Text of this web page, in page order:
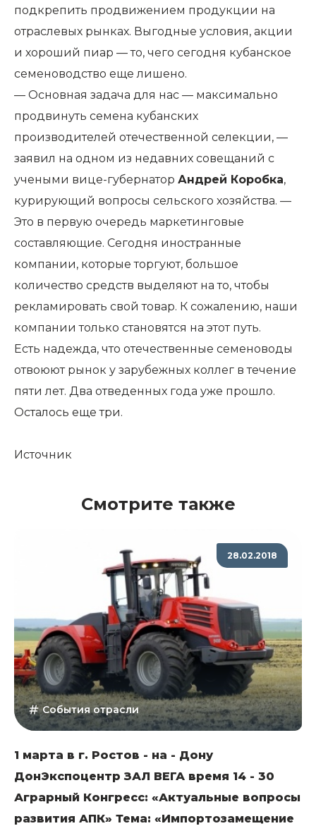
подкрепить продвижением продукции на
отраслевых рынках. Выгодные условия, акции
и хороший пиар — то, чего сегодня кубанское
семеноводство еще лишено.
— Основная задача для нас — максимально
продвинуть семена кубанских
производителей отечественной селекции, —
заявил на одном из недавних совещаний с
учеными вице-губернатор Андрей Коробка,
курирующий вопросы сельского хозяйства. —
Это в первую очередь маркетинговые
составляющие. Сегодня иностранные
компании, которые торгуют, большое
количество средств выделяют на то, чтобы
рекламировать свой товар. К сожалению, наши
компании только становятся на этот путь.
Есть надежда, что отечественные семеноводы
отвоюют рынок у зарубежных коллег в течение
пяти лет. Два отведенных года уже прошло.
Осталось еще три.
Источник
Смотрите также
28.02.2018
События отрасли
1 марта в г. Ростов - на - Дону
ДонЭкспоцентр ЗАЛ ВЕГА время 14 - 30
Аграрный Конгресс: «Актуальные вопросы
развития АПК» Тема: «Импортозамещение